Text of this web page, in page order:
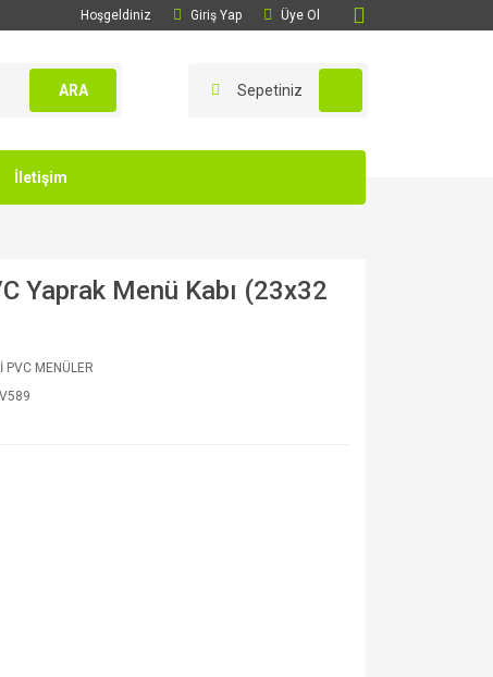
Hoşgeldiniz Giriş Yap Üye Ol
ARA Sepetiniz
İletişim
Yaprak Menü Kabı (23x32
PVC MENÜLER